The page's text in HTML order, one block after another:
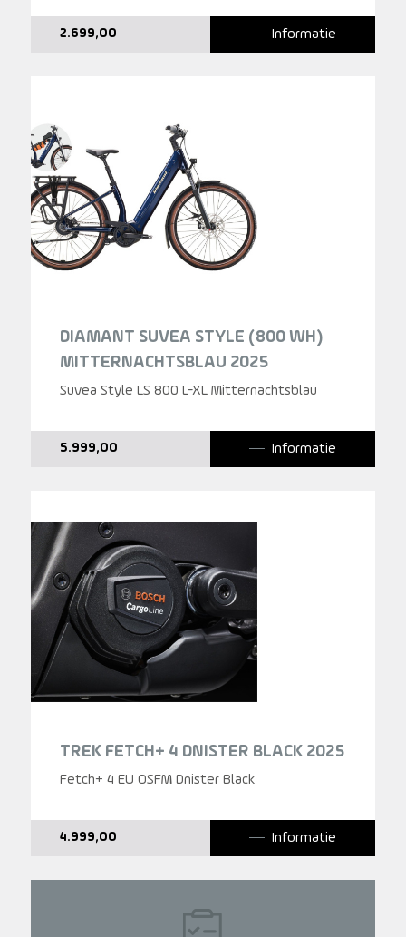
2.699,00 Informatie
DIAMANT SUVEA STYLE (800 WH)
MITTERNACHTSBLAU 2025
Suvea Style LS 800 L-XL Mitternachtsblau
5.999,00 Informatie
TREK FETCH+ 4 DNISTER BLACK 2025
Fetch+ 4 EU OSFM Dnister Black
4.999,00 Informatie